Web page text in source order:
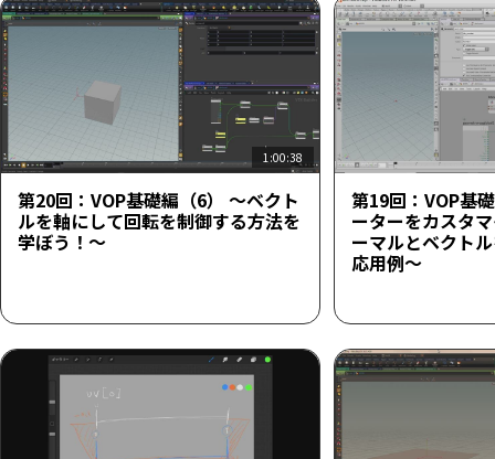
1:00:38
第20回：VOP基礎編（6） ～ベクト
ルを軸にして回転を制御する方法を
学ぼう！～
第19回：VOP基
ーターをカスタ
ーマルとベクト
応用例～